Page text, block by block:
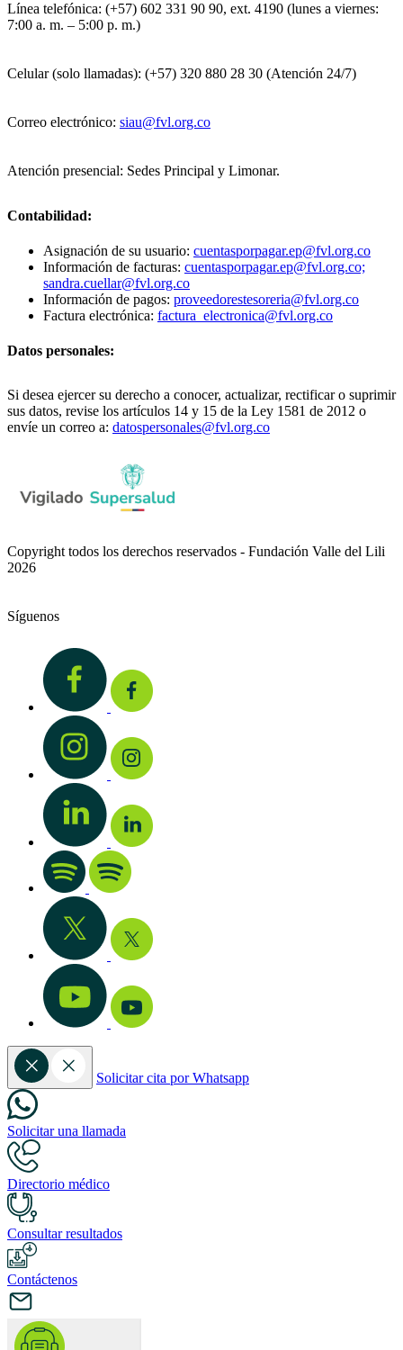
Línea telefónica: (+57) 602 331 90 90, ext. 4190 (lunes a viernes:
7:00 a. m. – 5:00 p. m.)
Celular (solo llamadas): (+57) 320 880 28 30 (Atención 24/7)
Correo electrónico: siau@fvl.org.co
Atención presencial: Sedes Principal y Limonar.
Contabilidad:
Asignación de su usuario: cuentasporpagar.ep@fvl.org.co
Información de facturas: cuentasporpagar.ep@fvl.org.co;
sandra.cuellar@fvl.org.co
Información de pagos: proveedorestesoreria@fvl.org.co
Factura electrónica: factura_electronica@fvl.org.co
Datos personales:
Si desea ejercer su derecho a conocer, actualizar, rectificar o suprimir
sus datos, revise los artículos 14 y 15 de la Ley 1581 de 2012 o
envíe un correo a: datospersonales@fvl.org.co
Copyright todos los derechos reservados - Fundación Valle del Lili
2026
Síguenos
Solicitar cita por Whatsapp
Solicitar una llamada
Directorio médico
Consultar resultados
Contáctenos